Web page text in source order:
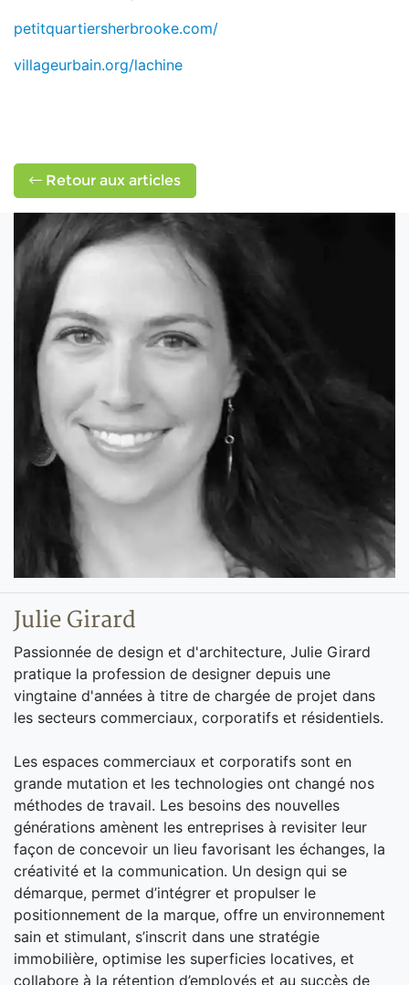
petitquartiersherbrooke.com/
villageurbain.org/lachine
Retour aux articles
Julie Girard
Passionnée de design et d'architecture, Julie Girard
pratique la profession de designer depuis une
vingtaine d'années à titre de chargée de projet dans
les secteurs commerciaux, corporatifs et résidentiels.
Les espaces commerciaux et corporatifs sont en
grande mutation et les technologies ont changé nos
méthodes de travail. Les besoins des nouvelles
générations amènent les entreprises à revisiter leur
façon de concevoir un lieu favorisant les échanges, la
créativité et la communication. Un design qui se
démarque, permet d’intégrer et propulser le
positionnement de la marque, offre un environnement
sain et stimulant, s’inscrit dans une stratégie
immobilière, optimise les superficies locatives, et
collabore à la rétention d’employés et au succès de